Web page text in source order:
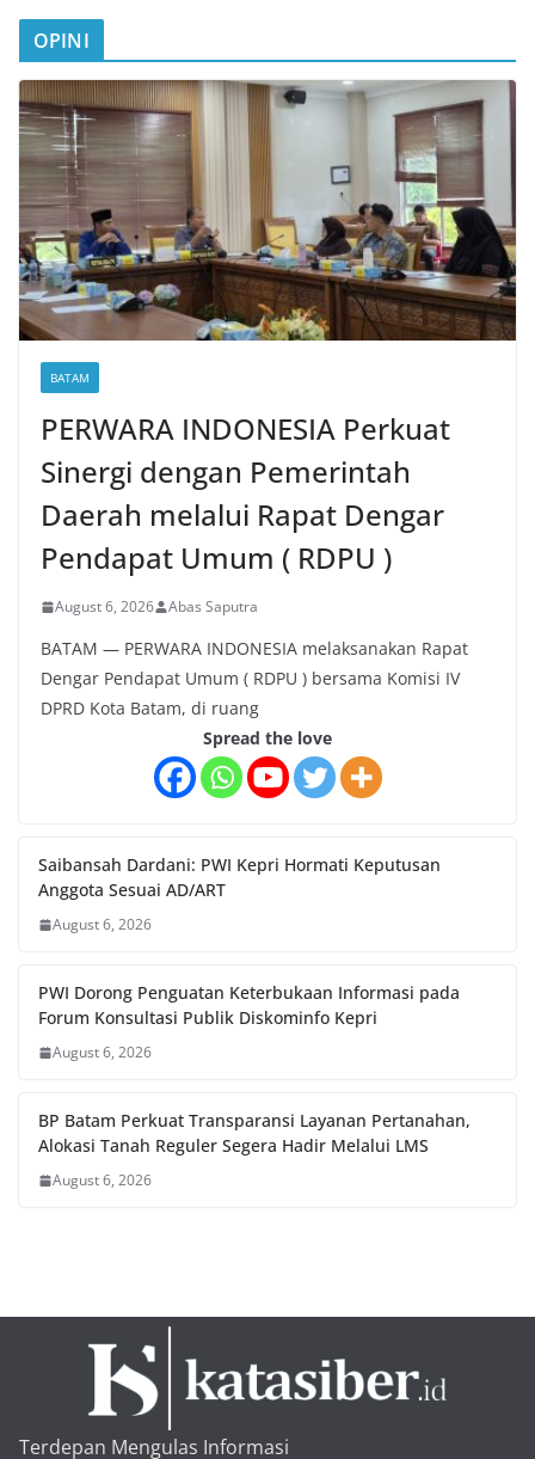
OPINI
BATAM
PERWARA INDONESIA Perkuat
Sinergi dengan Pemerintah
Daerah melalui Rapat Dengar
Pendapat Umum ( RDPU )
August 6, 2026 Abas Saputra
BATAM — PERWARA INDONESIA melaksanakan Rapat
Dengar Pendapat Umum ( RDPU ) bersama Komisi IV
DPRD Kota Batam, di ruang
Spread the love
Saibansah Dardani: PWI Kepri Hormati Keputusan
Anggota Sesuai AD/ART
August 6, 2026
PWI Dorong Penguatan Keterbukaan Informasi pada
Forum Konsultasi Publik Diskominfo Kepri
August 6, 2026
BP Batam Perkuat Transparansi Layanan Pertanahan,
Alokasi Tanah Reguler Segera Hadir Melalui LMS
August 6, 2026
Terdepan Mengulas Informasi